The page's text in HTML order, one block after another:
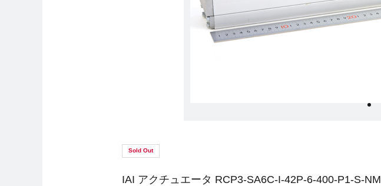
Sold Out
IAI アクチュエータ RCP3-SA6C-I-42P-6-400-P1-S-NM